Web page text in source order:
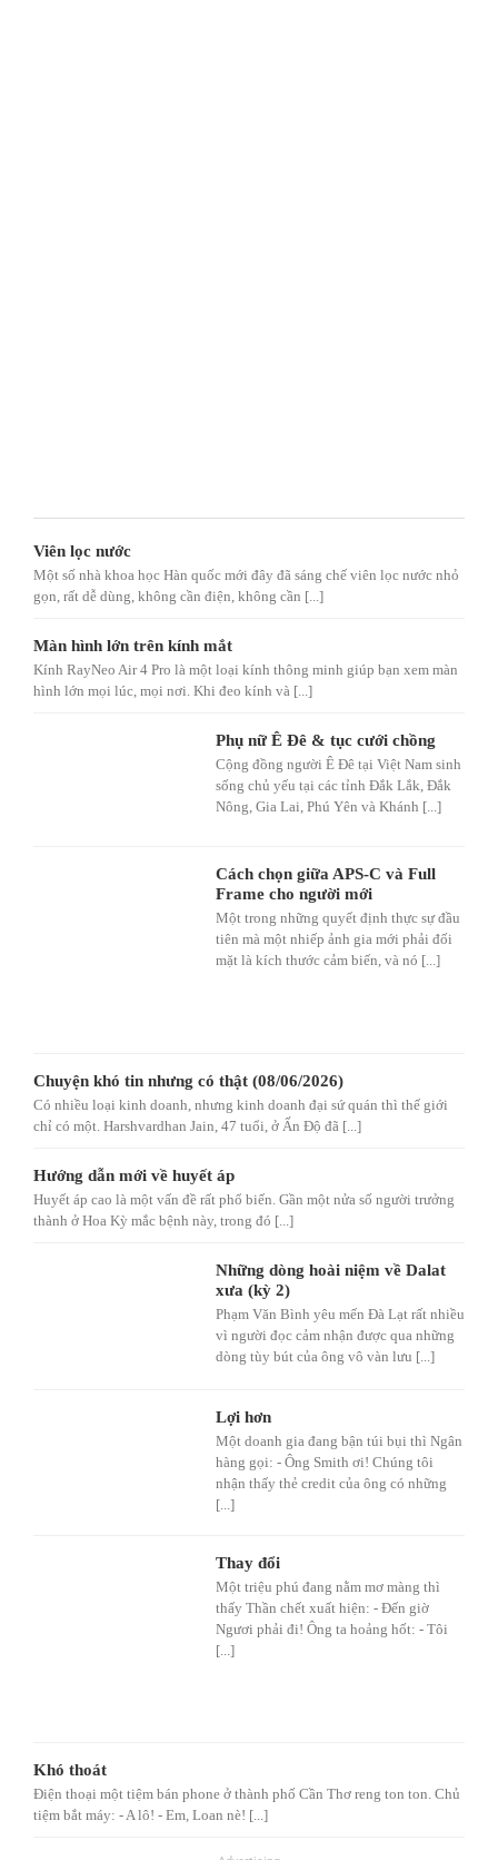
Viên lọc nước
Một số nhà khoa học Hàn quốc mới đây đã sáng chế viên lọc nước nhỏ
gọn, rất dễ dùng, không cần điện, không cần [...]
Màn hình lớn trên kính mắt
Kính RayNeo Air 4 Pro là một loại kính thông minh giúp bạn xem màn
hình lớn mọi lúc, mọi nơi. Khi đeo kính và [...]
Phụ nữ Ê Đê & tục cưới chồng
Cộng đồng người Ê Đê tại Việt Nam sinh
sống chủ yếu tại các tỉnh Đắk Lắk, Đắk
Nông, Gia Lai, Phú Yên và Khánh [...]
Cách chọn giữa APS-C và Full
Frame cho người mới
Một trong những quyết định thực sự đầu
tiên mà một nhiếp ảnh gia mới phải đối
mặt là kích thước cảm biến, và nó [...]
Chuyện khó tin nhưng có thật (08/06/2026)
Có nhiều loại kinh doanh, nhưng kinh doanh đại sứ quán thì thế giới
chỉ có một. Harshvardhan Jain, 47 tuổi, ở Ấn Độ đã [...]
Hướng dẫn mới về huyết áp
Huyết áp cao là một vấn đề rất phổ biến. Gần một nửa số người trưởng
thành ở Hoa Kỳ mắc bệnh này, trong đó [...]
Những dòng hoài niệm về Dalat
xưa (kỳ 2)
Phạm Văn Bình yêu mến Đà Lạt rất nhiều
vì người đọc cảm nhận được qua những
dòng tùy bút của ông vô vàn lưu [...]
Lợi hơn
Một doanh gia đang bận túi bụi thì Ngân
hàng gọi: - Ông Smith ơi! Chúng tôi
nhận thấy thẻ credit của ông có những
[...]
Thay đổi
Một triệu phú đang nằm mơ màng thì
thấy Thần chết xuất hiện: - Đến giờ
Ngươi phải đi! Ông ta hoảng hốt: - Tôi
[...]
Khó thoát
Điện thoại một tiệm bán phone ở thành phố Cần Thơ reng ton ton. Chủ
tiệm bắt máy: - A lô! - Em, Loan nè! [...]